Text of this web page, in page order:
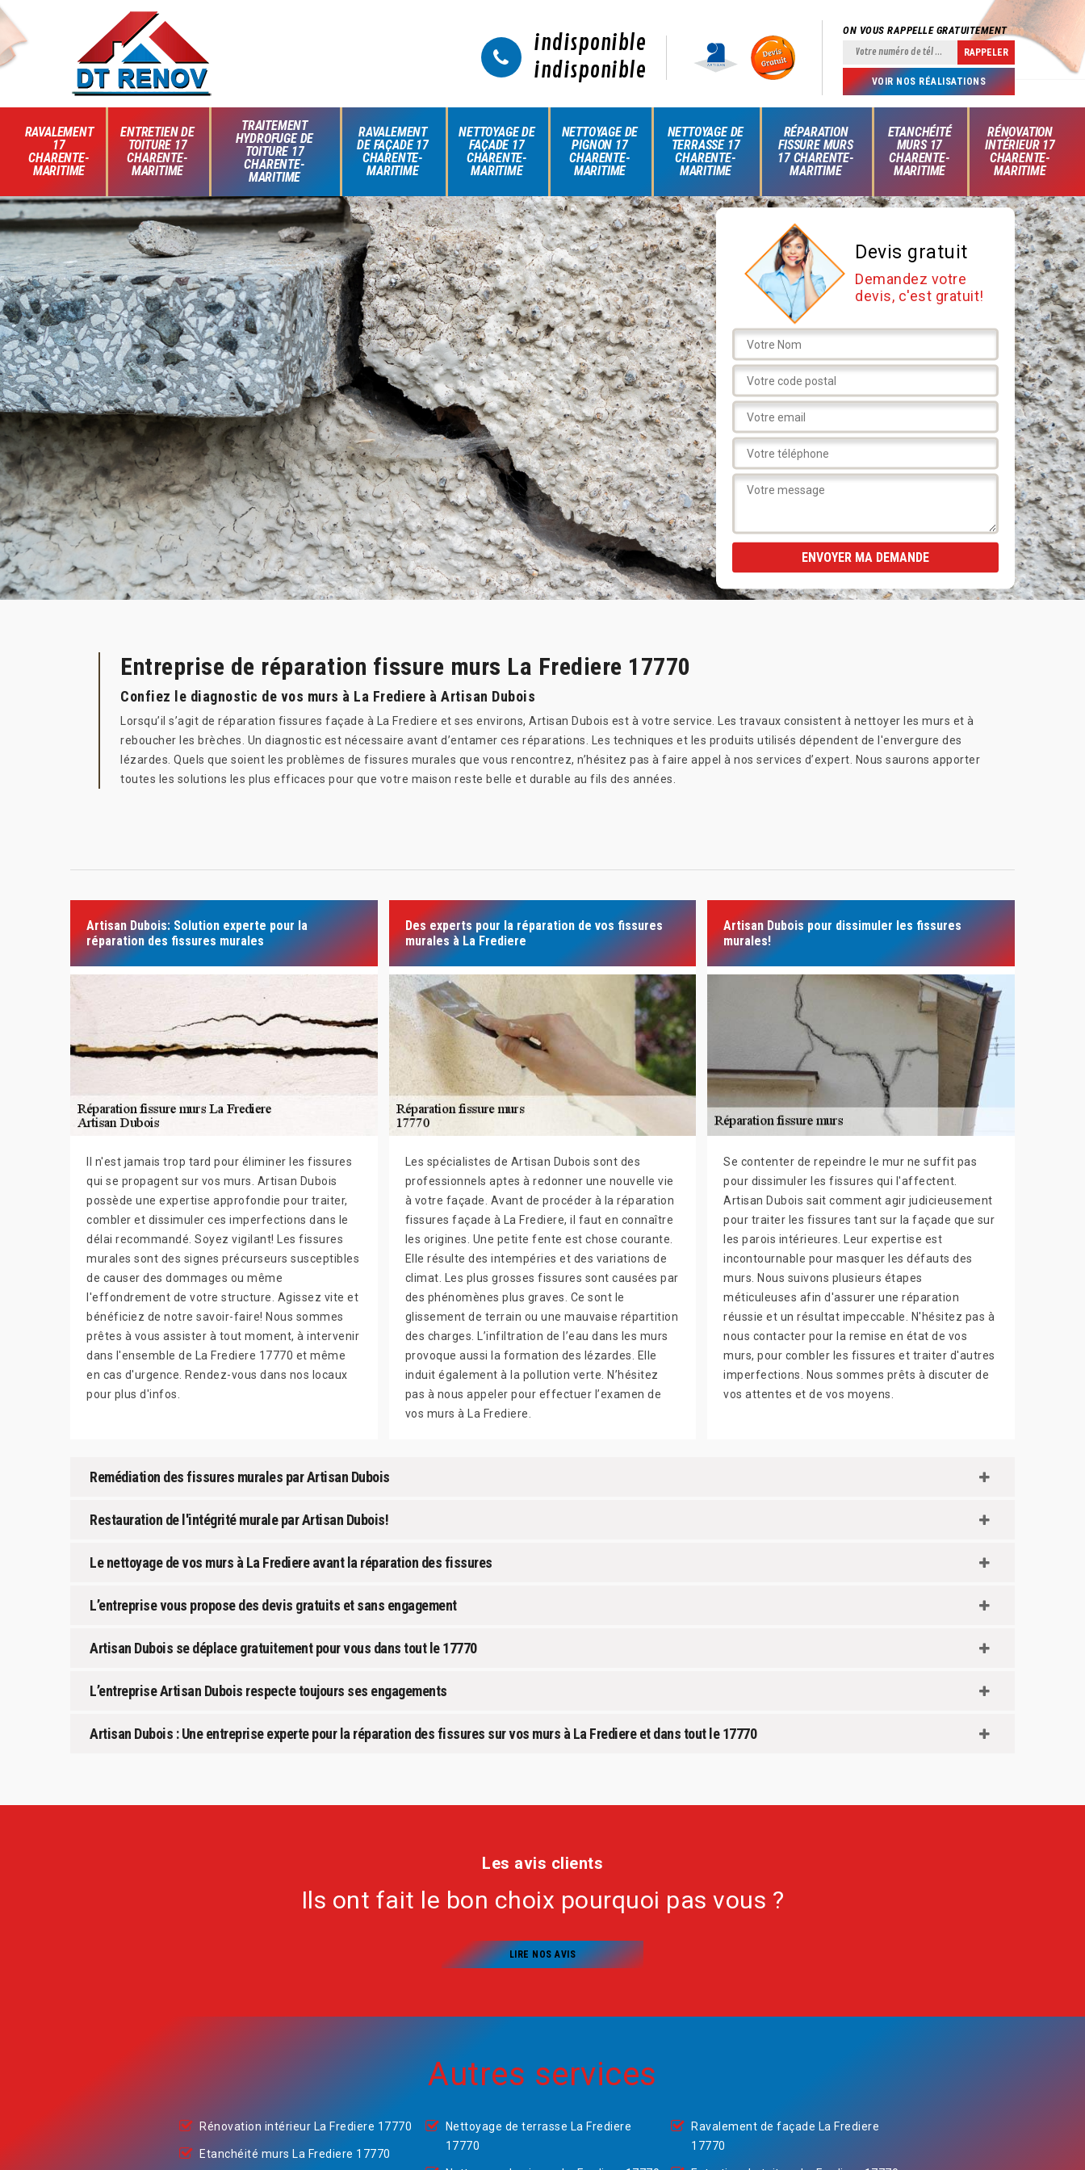
indisponible
indisponible
ON VOUS RAPPELLE GRATUITEMENT
VOIR NOS RÉALISATIONS
RAVALEMENT
17
CHARENTE-
MARITIME
ENTRETIEN DE
TOITURE 17
CHARENTE-
MARITIME
TRAITEMENT
HYDROFUGE DE
TOITURE 17
CHARENTE-
MARITIME
RAVALEMENT
DE FAÇADE 17
CHARENTE-
MARITIME
NETTOYAGE DE
FAÇADE 17
CHARENTE-
MARITIME
NETTOYAGE DE
PIGNON 17
CHARENTE-
MARITIME
NETTOYAGE DE
TERRASSE 17
CHARENTE-
MARITIME
RÉPARATION
FISSURE MURS
17 CHARENTE-
MARITIME
ETANCHÉITÉ
MURS 17
CHARENTE-
MARITIME
RÉNOVATION
INTÉRIEUR 17
CHARENTE-
MARITIME
Devis gratuit
Demandez votre
devis, c'est gratuit!
Entreprise de réparation fissure murs La Frediere 17770
Confiez le diagnostic de vos murs à La Frediere à Artisan Dubois
Lorsqu’il s’agit de réparation fissures façade à La Frediere et ses environs, Artisan Dubois est à votre service. Les travaux consistent à nettoyer les murs et à
reboucher les brèches. Un diagnostic est nécessaire avant d’entamer ces réparations. Les techniques et les produits utilisés dépendent de l'envergure des
lézardes. Quels que soient les problèmes de fissures murales que vous rencontrez, n’hésitez pas à faire appel à nos services d’expert. Nous saurons apporter
toutes les solutions les plus efficaces pour que votre maison reste belle et durable au fils des années.
Artisan Dubois: Solution experte pour la
réparation des fissures murales
Il n'est jamais trop tard pour éliminer les fissures
qui se propagent sur vos murs. Artisan Dubois
possède une expertise approfondie pour traiter,
combler et dissimuler ces imperfections dans le
délai recommandé. Soyez vigilant! Les fissures
murales sont des signes précurseurs susceptibles
de causer des dommages ou même
l'effondrement de votre structure. Agissez vite et
bénéficiez de notre savoir-faire! Nous sommes
prêtes à vous assister à tout moment, à intervenir
dans l'ensemble de La Frediere 17770 et même
en cas d'urgence. Rendez-vous dans nos locaux
pour plus d'infos.
Des experts pour la réparation de vos fissures
murales à La Frediere
Les spécialistes de Artisan Dubois sont des
professionnels aptes à redonner une nouvelle vie
à votre façade. Avant de procéder à la réparation
fissures façade à La Frediere, il faut en connaître
les origines. Une petite fente est chose courante.
Elle résulte des intempéries et des variations de
climat. Les plus grosses fissures sont causées par
des phénomènes plus graves. Ce sont le
glissement de terrain ou une mauvaise répartition
des charges. L’infiltration de l’eau dans les murs
provoque aussi la formation des lézardes. Elle
induit également à la pollution verte. N’hésitez
pas à nous appeler pour effectuer l’examen de
vos murs à La Frediere.
Artisan Dubois pour dissimuler les fissures
murales!
Se contenter de repeindre le mur ne suffit pas
pour dissimuler les fissures qui l'affectent.
Artisan Dubois sait comment agir judicieusement
pour traiter les fissures tant sur la façade que sur
les parois intérieures. Leur expertise est
incontournable pour masquer les défauts des
murs. Nous suivons plusieurs étapes
méticuleuses afin d'assurer une réparation
réussie et un résultat impeccable. N'hésitez pas à
nous contacter pour la remise en état de vos
murs, pour combler les fissures et traiter d'autres
imperfections. Nous sommes prêts à discuter de
vos attentes et de vos moyens.
Remédiation des fissures murales par Artisan Dubois
Restauration de l'intégrité murale par Artisan Dubois!
Le nettoyage de vos murs à La Frediere avant la réparation des fissures
L’entreprise vous propose des devis gratuits et sans engagement
Artisan Dubois se déplace gratuitement pour vous dans tout le 17770
L’entreprise Artisan Dubois respecte toujours ses engagements
Artisan Dubois : Une entreprise experte pour la réparation des fissures sur vos murs à La Frediere et dans tout le 17770
Les avis clients
Ils ont fait le bon choix pourquoi pas vous ?
LIRE NOS AVIS
Autres services
Rénovation intérieur La Frediere 17770
Etanchéité murs La Frediere 17770
Nettoyage de terrasse La Frediere
17770
Ravalement de façade La Frediere
17770